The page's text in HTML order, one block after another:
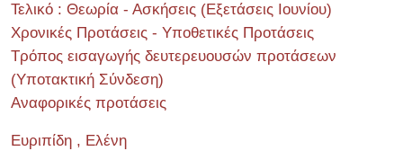
Τελικό : Θεωρία - Ασκήσεις (Εξετάσεις Ιουνίου)
Χρονικές Προτάσεις - Υποθετικές Προτάσεις
Τρόπος εισαγωγής δευτερευουσών προτάσεων
(Υποτακτική Σύνδεση)
Αναφορικές προτάσεις
Ευριπίδη , Ελένη